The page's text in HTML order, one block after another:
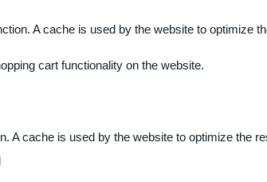
A cache is used by the website to optimize
cart functionality on the website.
A cache is used by the website to optimize the